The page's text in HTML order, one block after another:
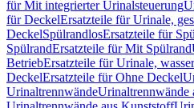
für Mit integrierter Urinalsteuerung
für DeckelErsatzteile für Urinale,
DeckelSpülrandlosErsatzteile für
SpülrandErsatzteile für Mit Spülrand
BetriebErsatzteile für Urinale,
DeckelErsatzteile für Ohne Deckel
UrinaltrennwändeUrinaltrennwände